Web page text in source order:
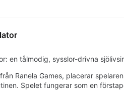
en tålmodig, sysslor-drivna
Ranela Games, placerar
Spelet fungerar som en